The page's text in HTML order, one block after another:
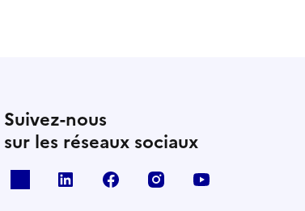
Suivez-nous
sur les réseaux sociaux
linkedin facebook instagram